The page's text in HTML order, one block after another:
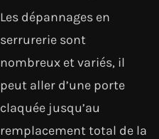
Les dépannages en
serrurerie sont
nombreux et variés, il
peut aller d’une porte
claquée jusqu’au
remplacement total de la